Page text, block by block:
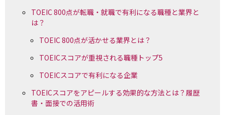
TOEIC 800点が転職・就職で有利になる職種と業界と
は？
TOEIC 800点が活かせる業界とは？
TOEICスコアが重視される職種トップ5
TOEICスコアで有利になる企業
TOEICスコアをアピールする効果的な方法とは？履歴
書・面接での活用術